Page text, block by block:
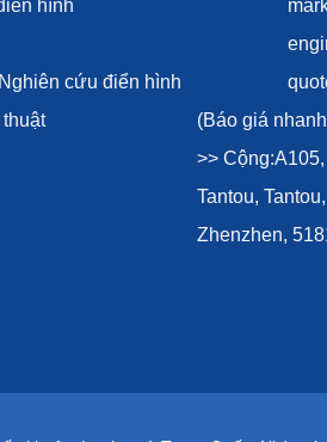
hình
cứu điển hình
thuật
(Báo giá
>>
Tantou,
Zhenzhen,